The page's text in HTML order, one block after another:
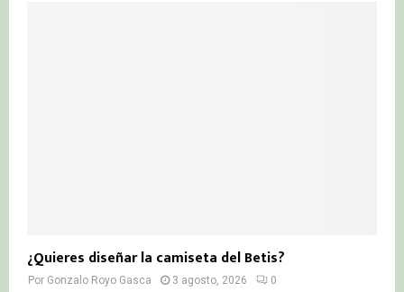
¿Quieres diseñar la camiseta del Betis?
Por Gonzalo Royo Gasca 3 agosto, 2026 0